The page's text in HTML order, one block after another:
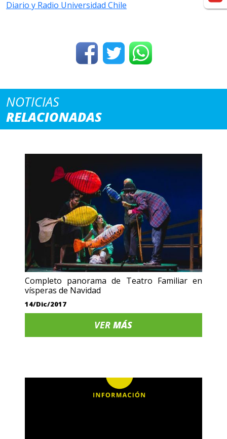
Diario y Radio Universidad Chile
NOTICIAS
RELACIONADAS
Completo panorama de Teatro Familiar en
vísperas de Navidad
14/Dic/2017
VERMÁS